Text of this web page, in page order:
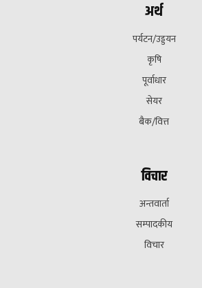
अर्थ
पर्यटन/उड्डयन
कृषि
पूर्वाधार
सेयर
बैक/वित्त
विचार
अन्तवार्ता
सम्पादकीय
विचार